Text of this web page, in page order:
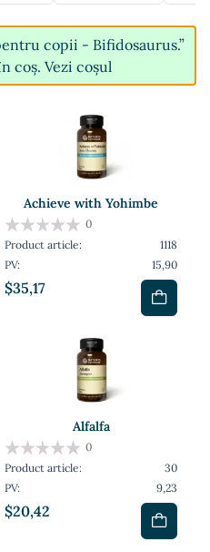
copii - Bifidosaurus.”
coș. Vezi coșul
Achieve with Yohimbe
$35,17
0
Product article:
1118
PV:
15,90
Alfalfa
$20,42
0
Product article:
30
PV:
9,23